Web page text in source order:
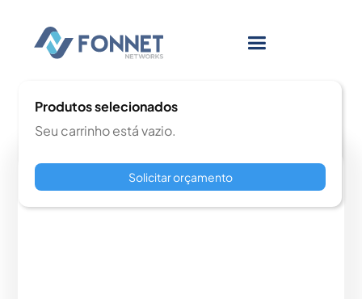
Produtos selecionados
Seu carrinho está vazio.
Solicitar orçamento